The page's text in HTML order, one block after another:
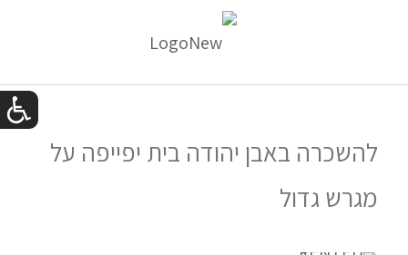
להשכרה באבן יהודה בית יפייפה על
מגרש גדול